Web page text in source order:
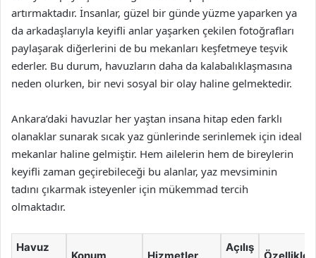
artırmaktadır. İnsanlar, güzel bir günde yüzme yaparken ya
da arkadaşlarıyla keyifli anlar yaşarken çekilen fotoğrafları
paylaşarak diğerlerini de bu mekanları keşfetmeye teşvik
ederler. Bu durum, havuzların daha da kalabalıklaşmasına
neden olurken, bir nevi sosyal bir olay haline gelmektedir.
Ankara’daki havuzlar her yaştan insana hitap eden farklı
olanaklar sunarak sıcak yaz günlerinde serinlemek için ideal
mekanlar haline gelmiştir. Hem ailelerin hem de bireylerin
keyifli zaman geçirebileceği bu alanlar, yaz mevsiminin
tadını çıkarmak isteyenler için mükemmad tercih
olmaktadır.
Havuz
Açılış